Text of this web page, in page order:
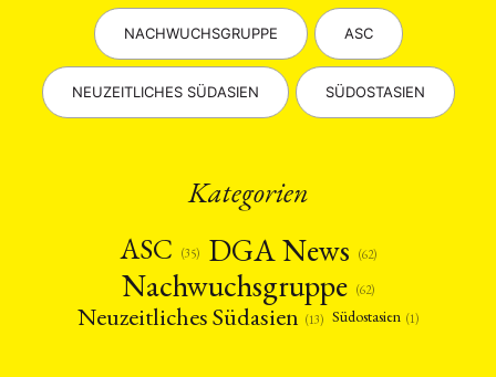
NACHWUCHSGRUPPE ASC
NEUZEITLICHES SÜDASIEN SÜDOSTASIEN
Kategorien
ASC
(35) DGA News (62)
Nachwuchsgruppe (62)
Neuzeitliches Südasien (13) Südostasien (1)